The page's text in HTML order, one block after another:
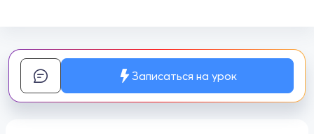
Записаться на урок